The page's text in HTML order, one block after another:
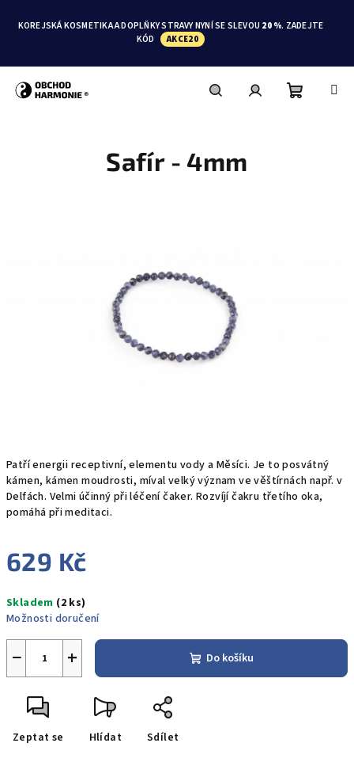
KOREJSKÁ KOSMETIKA A DOPLŇKY STRAVY NYNÍ SE SLEVOU 20 %. ZADEJTE
KÓD
AKCE20
Patří energii receptivní, elementu vody a Měsíci. Je to posvátný
kámen, kámen moudrosti, míval velký význam ve věštírnách např. v
Delfách. Velmi účinný při léčení čaker. Rozvíjí čakru třetího oka,
pomáhá při meditaci.
629 Kč
cena:
Skladem (2 ks)
Možnosti doručení
+
− Do košíku
Zeptat se Hlídat Sdílet
Safír - 4mm